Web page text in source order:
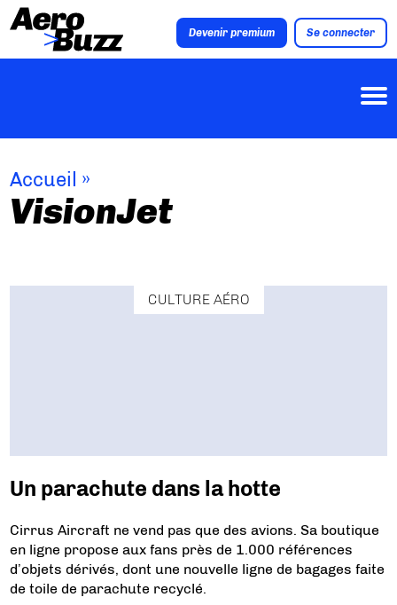
Devenir premium Se connecter
Accueil »
VisionJet
CULTURE AÉRO
Un parachute dans la hotte
Cirrus Aircraft ne vend pas que des avions. Sa boutique
en ligne propose aux fans près de 1.000 références
d’objets dérivés, dont une nouvelle ligne de bagages faite
de toile de parachute recyclé.